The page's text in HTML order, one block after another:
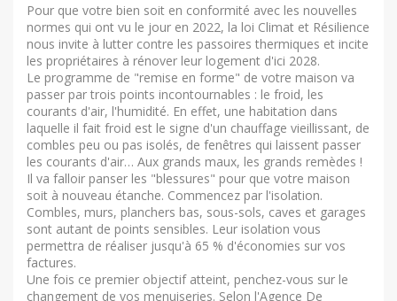
Pour que votre bien soit en conformité avec les nouvelles
normes qui ont vu le jour en 2022, la loi Climat et Résilience
nous invite à lutter contre les passoires thermiques et incite
les propriétaires à rénover leur logement d'ici 2028.
Le programme de "remise en forme" de votre maison va
passer par trois points incontournables : le froid, les
courants d'air, l'humidité. En effet, une habitation dans
laquelle il fait froid est le signe d'un chauffage vieillissant, de
combles peu ou pas isolés, de fenêtres qui laissent passer
les courants d'air… Aux grands maux, les grands remèdes !
Il va falloir panser les "blessures" pour que votre maison
soit à nouveau étanche. Commencez par l'isolation.
Combles, murs, planchers bas, sous-sols, caves et garages
sont autant de points sensibles. Leur isolation vous
permettra de réaliser jusqu'à 65 % d'économies sur vos
factures.
Une fois ce premier objectif atteint, penchez-vous sur le
changement de vos menuiseries. Selon l'Agence De